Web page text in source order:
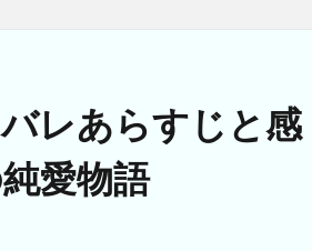
レあらすじと感
愛物語